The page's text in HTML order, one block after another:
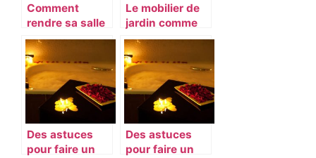
Comment
rendre sa salle
de bains
accueillante ?
Le mobilier de
jardin comme
prolongement
de votre
interieur
Des astuces
pour faire un
Des astuces
pour faire un